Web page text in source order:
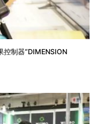
制器“DIMENSION